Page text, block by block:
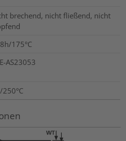
brechend, nicht fließend, nicht
175°C
AS23053